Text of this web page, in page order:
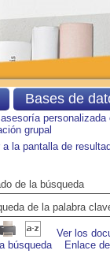
personalizada
grupal
a la pantalla de
de la búsqueda
de la palabra
Ver los
búsqueda
Enlace
Bases de